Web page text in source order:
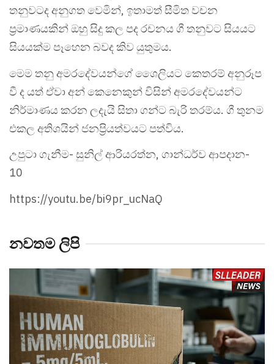
තනුවටද අනුගත වෙමින්, ඉතාමත් සීමිත වචන
ප්‍රමාණයකින් ඔහු සිදු කල පද රචනය ගී තනුවට සියයට
සියයක්ම පෑහෙන බවද කිව යුතුමය.
මෙම තනු අමරදේවයන්ගේ ශෛලියට කෙතරම් අනුරූප
වී ද යත් ඒවා අන් කෙනෙකුන් විසින් අමරදේවයන්ට
නිර්මාණය කරන ලදැයි සිතා ගන්ට බැරි තරම්ය. ගී තුනම
එකල අතිශයින් ජනප්‍රියත්වයට පත්විය.
උපුටා ගැනීම- සුනිල් ආරියරත්න, ගාන්ධර්ව ආපදාන-
10
https://youtu.be/bi9pr_ucNaQ
නවතම ලිපි